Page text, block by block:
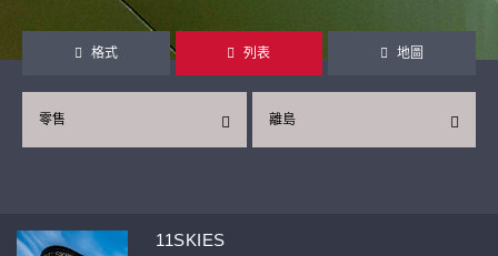
格式 列表 地圖
離島
零售
11SKIES